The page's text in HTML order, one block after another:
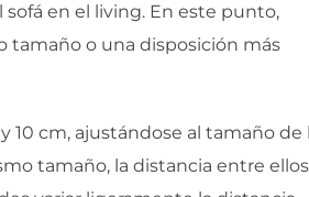
en el living. En este punto,
tamaño o una disposición más
10 cm, ajustándose al tamaño de
tamaño, la distancia entre ellos